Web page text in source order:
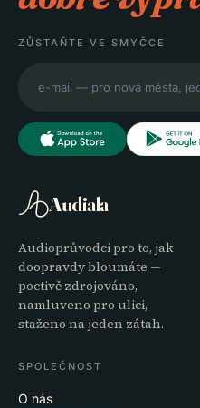
ZŮSTAŇTE VE SMYČCE
Audiala
Audioprůvodci pro to, jak
doopravdy bloumáte —
poctivě zdrojováno,
namluveno pro ulici,
staženo na jeden zátah.
SPOLEČNOST
O nás